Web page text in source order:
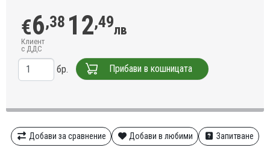
€6,38 12,49лв
Клиент
с ДДС
бр. Прибави в кошницата
Добави за сравнение Добави в любими Запитване